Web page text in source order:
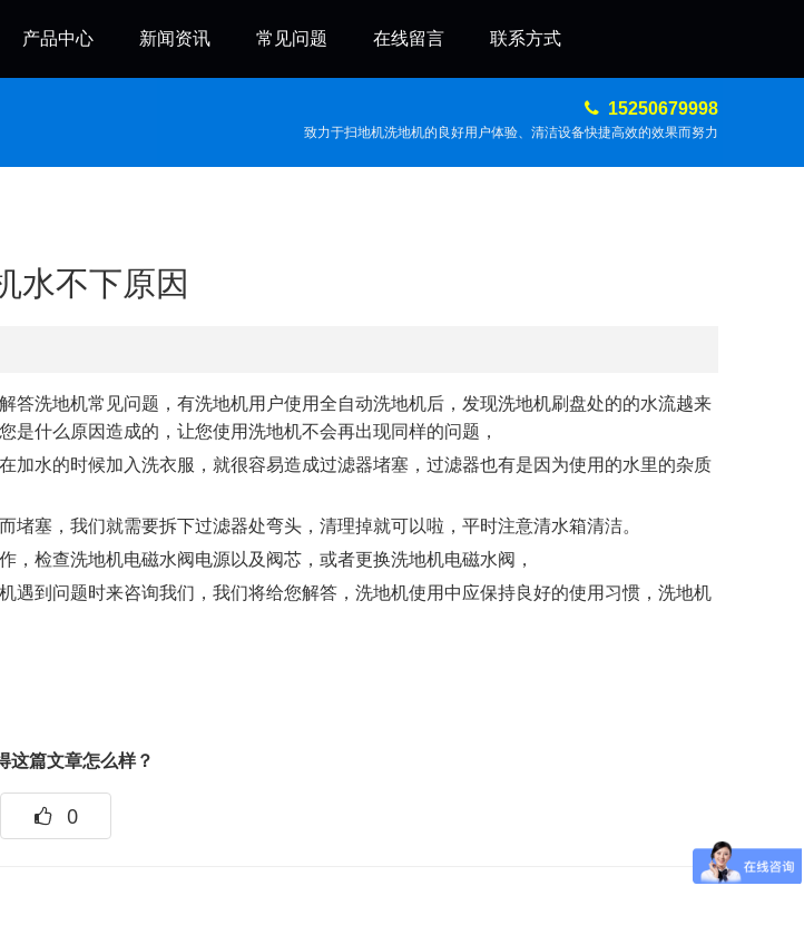
产品中心 新闻资讯 常见问题 在线留言 联系方式
15250679998
致力于扫地机洗地机的良好用户体验、清洁设备快捷高效的效果而努力
水不下原因
洗地机常见问题，有洗地机用户使用全自动洗地机后，发现洗地机刷盘处的的水流越来
什么原因造成的，让您使用洗地机不会再出现同样的问题，
水的时候加入洗衣服，就很容易造成过滤器堵塞，过滤器也有是因为使用的水里的杂质
塞，我们就需要拆下过滤器处弯头，清理掉就可以啦，平时注意清水箱清洁。
检查洗地机电磁水阀电源以及阀芯，或者更换洗地机电磁水阀，
到问题时来咨询我们，我们将给您解答，洗地机使用中应保持良好的使用习惯，洗地机
这篇文章怎么样？
0